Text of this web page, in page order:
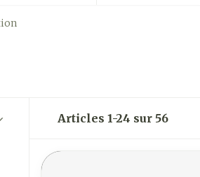
Articles 1-24 sur 56